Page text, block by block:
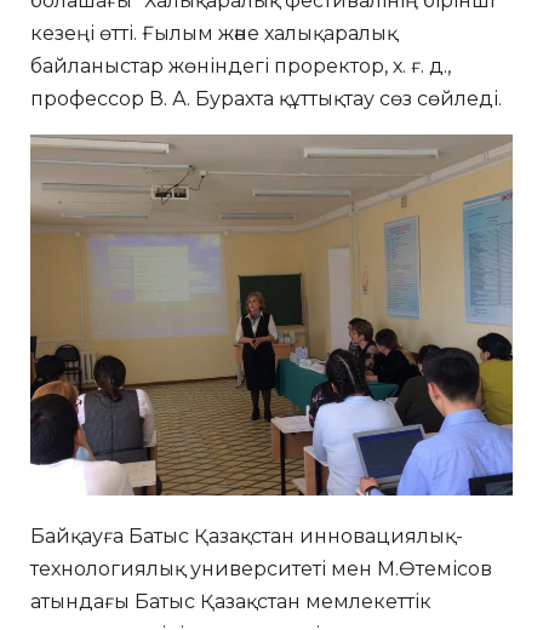
кезеңі өтті. Ғылым және халықаралық
байланыстар жөніндегі проректор, х. ғ. д.,
профессор В. А. Бурахта құттықтау сөз сөйледі.
Байқауға Батыс Қазақстан инновациялық-
технологиялық университеті мен М.Өтемісов
атындағы Батыс Қазақстан мемлекеттік